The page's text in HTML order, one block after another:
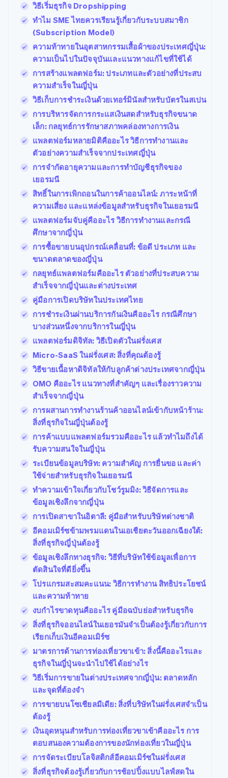
วิธีเริ่มธุรกิจ Dropshipping
ทำไม SME ไทยควรเรียนรู้เกี่ยวกับระบบสมาชิก
(Subscription Model)
ความท้าทายในอุตสาหกรรมเสื้อผ้าของประเทศญี่ปุ่น:
ความเป็นไปในปัจจุบันและแนวทางแก้ไขที่ใช้ได้
การสร้างแพลตฟอร์ม: ประเภทและตัวอย่างที่ประสบ
ความสำเร็จในญี่ปุ่น
วิธีเก็บการชำระเงินด้วยเทอร์มินัลสำหรับบัตรในสเปน
การบริหารจัดการกระแสเงินสดสำหรับธุรกิจขนาด
เล็ก: กลยุทธ์การรักษาสภาพคล่องทางการเงิน
แพลตฟอร์มหลายมิติคืออะไร วิธีการทำงานและ
ตัวอย่างความสำเร็จจากประเทศญี่ปุ่น
การจำกัดอายุความและการทำบัญชีธุรกิจของ
เยอรมนี
สิทธิ์ในการเพิกถอนในการค้าออนไลน์: ภาระหน้าที่
ความเสี่ยง และแหล่งข้อมูลสำหรับธุรกิจในเยอรมนี
แพลตฟอร์มจับคู่คืออะไร วิธีการทำงานและกรณี
ศึกษาจากญี่ปุ่น
การซื้อขายบนอุปกรณ์เคลื่อนที่: ข้อดี ประเภท และ
ขนาดตลาดของญี่ปุ่น
กลยุทธ์แพลตฟอร์มคืออะไร ตัวอย่างที่ประสบความ
สำเร็จจากญี่ปุ่นและต่างประเทศ
คู่มือการเปิดบริษัทในประเทศไทย
การชำระเงินผ่านบริการกันเงินคืออะไร กรณีศึกษา
บางส่วนหนึ่งจากบริการในญี่ปุ่น
แพลตฟอร์มดิจิทัล: วิธีเปิดตัวในฝรั่งเศส
Micro-SaaS ในฝรั่งเศส: สิ่งที่คุณต้องรู้
วิธีขายเนื้อหาดิจิทัลให้กับลูกค้าต่างประเทศจากญี่ปุ่น
OMO คืออะไร แนวทางที่สำคัญๆ และเรื่องราวความ
สำเร็จจากญี่ปุ่น
การผสานการทำงานร้านค้าออนไลน์เข้ากับหน้าร้าน:
สิ่งที่ธุรกิจในญี่ปุ่นต้องรู้
การค้าแบบแพลตฟอร์มรวมคืออะไร แล้วทำไมถึงได้
รับความสนใจในญี่ปุ่น
ระเบียนข้อมูลบริษัท: ความสำคัญ การยื่นขอ และค่า
ใช้จ่ายสำหรับธุรกิจในเยอรมนี
ทำความเข้าใจเกี่ยวกับโชว์รูมมิง: วิธีจัดการและ
ข้อมูลเชิงลึกจากญี่ปุ่น
การเปิดสาขาในอิตาลี: คู่มือสำหรับบริษัทต่างชาติ
อีคอมเมิร์ซข้ามพรมแดนในเอเชียตะวันออกเฉียงใต้:
สิ่งที่ธุรกิจญี่ปุ่นต้องรู้
ข้อมูลเชิงลึกทางธุรกิจ: วิธีที่บริษัทใช้ข้อมูลเพื่อการ
ตัดสินใจที่ดียิ่งขึ้น
โปรแกรมสะสมคะแนน: วิธีการทำงาน สิทธิประโยชน์
และความท้าทาย
งบกำไรขาดทุนคืออะไร คู่มือฉบับย่อสำหรับธุรกิจ
สิ่งที่ธุรกิจออนไลน์ในเยอรมันจำเป็นต้องรู้เกี่ยวกับการ
เรียกเก็บเงินอีคอมเมิร์ซ
มาตรการด้านการท่องเที่ยวขาเข้า: สิ่งนี้คืออะไรและ
ธุรกิจในญี่ปุ่นจะนําไปใช้ได้อย่างไร
วิธีเริ่มการขายในต่างประเทศจากญี่ปุ่น: ตลาดหลัก
และจุดที่ต้องจำ
การขายบนโซเชียลมีเดีย: สิ่งที่บริษัทในฝรั่งเศสจำเป็น
ต้องรู้
เงินอุดหนุนสำหรับการท่องเที่ยวขาเข้าคืออะไร การ
ตอบสนองความต้องการของนักท่องเที่ยวในญี่ปุ่น
การจัดระเบียบโลจิสติกส์อีคอมเมิร์ซในฝรั่งเศส
สิ่งที่ธุรกิจต้องรู้เกี่ยวกับการช้อปปิ้งแบบไลฟ์สดใน